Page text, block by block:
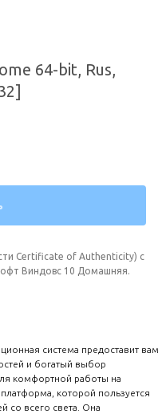
64-bit, Rus,
Certificate of Authenticity) с
Виндовс 10 Домашняя.
система предоставит вам
и богатый выбор
комфортной работы на
которой пользуется
со всего света. Она